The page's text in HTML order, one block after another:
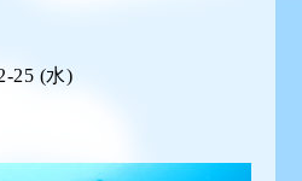
25 (水)